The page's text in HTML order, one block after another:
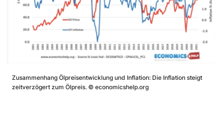
Zusammenhang Ölpreisentwicklung und Inflation: Die Inflation steigt
zeitverzögert zum Ölpreis. © economicshelp.org